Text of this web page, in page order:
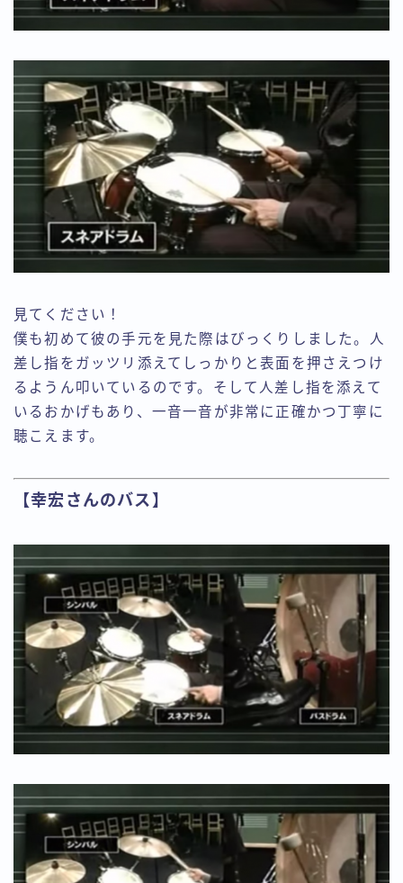
見てください！
僕も初めて彼の手元を見た際はびっくりしました。人
差し指をガッツリ添えてしっかりと表面を押さえつけ
るようん叩いているのです。そして人差し指を添えて
いるおかげもあり、一音一音が非常に正確かつ丁寧に
聴こえます。
【幸宏さんのバス】